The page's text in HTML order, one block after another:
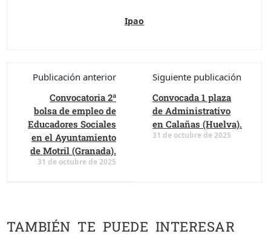
Ipao
Publicación anterior
Convocatoria 2ª
bolsa de empleo de
Educadores Sociales
en el Ayuntamiento
de Motril (Granada).
31 de octubre de 2025
Siguiente publicación
Convocada 1 plaza
de Administrativo
en Calañas (Huelva).
31 de octubre de 2025
TAMBIÉN TE PUEDE INTERESAR